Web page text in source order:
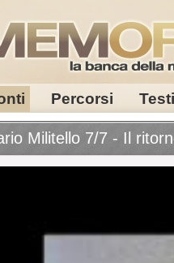
Percorsi
Militello 7/7 - Il